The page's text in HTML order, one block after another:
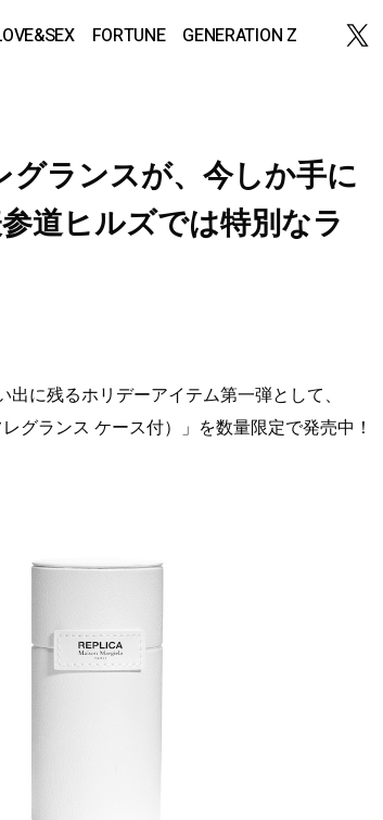
FORTUNE GENERATION Z
グランスが、今しか手に
道ヒルズでは特別なラ
出に残るホリデーアイテム第一弾として、
グランス ケース付）」を数量限定で発売中！